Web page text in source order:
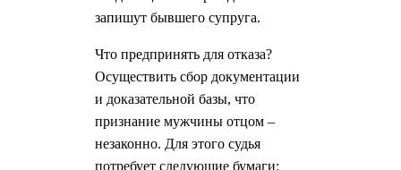
запишут бывшего супруга.
Что предпринять для отказа?
Осуществить сбор документации
и доказательной базы, что
признание мужчины отцом –
незаконно. Для этого судья
потребует следующие бумаги: